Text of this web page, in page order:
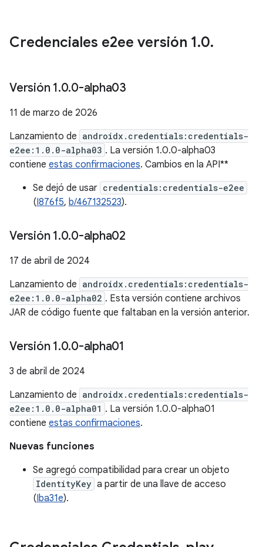
Credenciales e2ee versión 1.0.
Versión 1.0.0-alpha03
11 de marzo de 2026
Lanzamiento de androidx.credentials:credentials-
e2ee:1.0.0-alpha03 . La versión 1.0.0-alpha03
contiene estas confirmaciones. Cambios en la API**
Se dejó de usar credentials:credentials-e2ee
(I876f5, b/467132523).
Versión 1.0.0-alpha02
17 de abril de 2024
Lanzamiento de androidx.credentials:credentials-
e2ee:1.0.0-alpha02 . Esta versión contiene archivos
JAR de código fuente que faltaban en la versión anterior.
Versión 1.0.0-alpha01
3 de abril de 2024
Lanzamiento de androidx.credentials:credentials-
e2ee:1.0.0-alpha01 . La versión 1.0.0-alpha01
contiene estas confirmaciones.
Nuevas funciones
Se agregó compatibilidad para crear un objeto
IdentityKey a partir de una llave de acceso
(Iba31e).